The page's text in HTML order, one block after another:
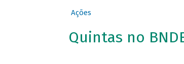
Ações
Quintas no